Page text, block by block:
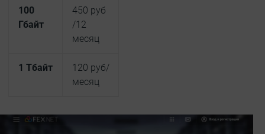
100
Гбайт
450 руб
/12
месяц
1 Тбайт
120 руб/
месяц